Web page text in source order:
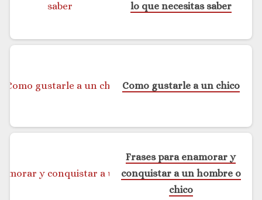
lo que necesitas saber
Como gustarle a un chico
Frases para enamorar y
conquistar a un hombre o
chico